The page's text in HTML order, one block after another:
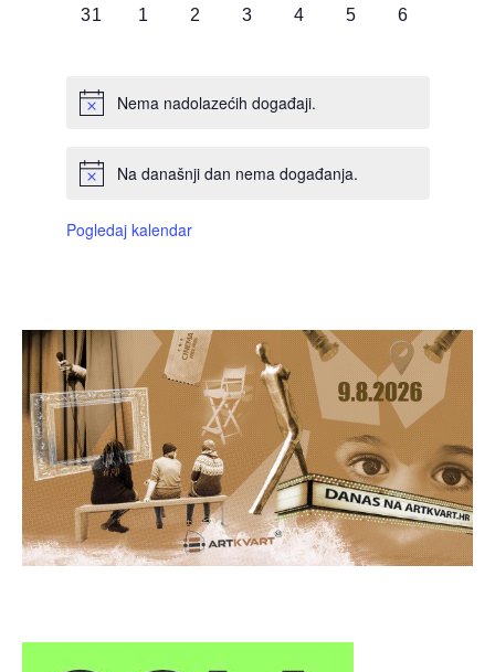
0
31
0
1
0
2
0
3
0
4
0
5
0
6
Nema nadolazećih događaji.
Na današnji dan nema događanja.
Pogledaj kalendar